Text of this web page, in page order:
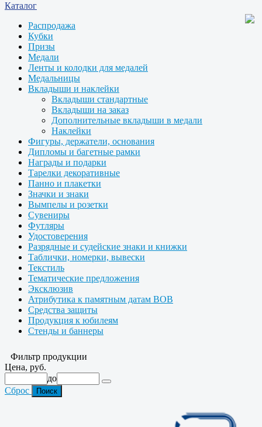
Каталог
Распродажа
Кубки
Призы
Медали
Ленты и колодки для медалей
Медальницы
Вкладыши и наклейки
Вкладыши стандартные
Вкладыши на заказ
Дополнительные вкладыши в медали
Наклейки
Фигуры, держатели, основания
Дипломы и багетные рамки
Награды и подарки
Тарелки декоративные
Панно и плакетки
Значки и знаки
Вымпелы и розетки
Сувениры
Футляры
Удостоверения
Разрядные и судейские знаки и книжки
Таблички, номерки, вывески
Текстиль
Тематические предложения
Эксклюзив
Атрибутика к памятным датам ВОВ
Средства защиты
Продукция к юбилеям
Стенды и баннеры
Фильтр продукции
Цена, руб.
до
Сброс